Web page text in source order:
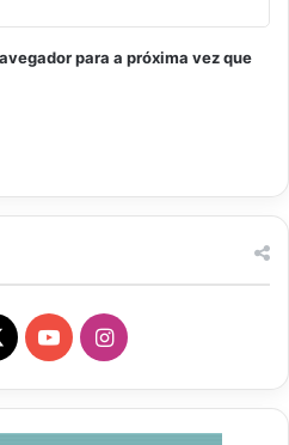
para a próxima vez que
X YouTubeInstagram